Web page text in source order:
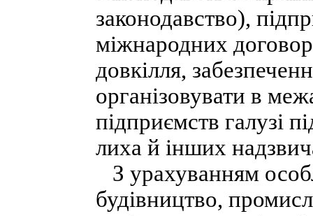
законодавство),
міжнародних
довкілля,
організовувати в
підприємств галузі
лиха й інших
З урахуванням
будівництво,